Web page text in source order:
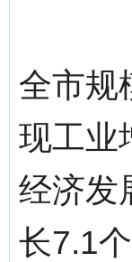
全市规
现工业
经济发
长7.1